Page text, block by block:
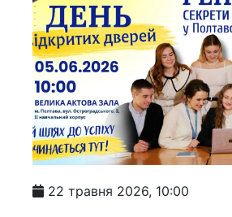
22 травня 2026, 10:00